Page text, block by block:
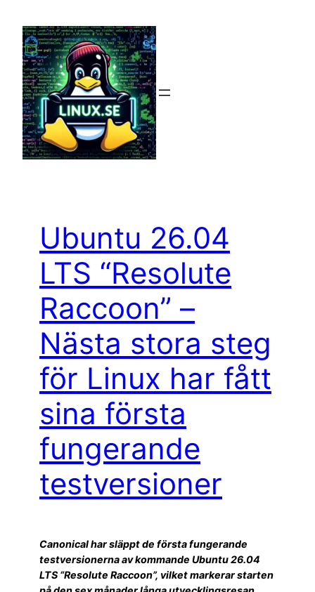
innehåll
Ubuntu 26.04
LTS “Resolute
Raccoon” –
Nästa stora steg
för Linux har fått
sina första
fungerande
testversioner
Canonical har släppt de första fungerande
testversionerna av kommande Ubuntu 26.04
LTS “Resolute Raccoon”, vilket markerar starten